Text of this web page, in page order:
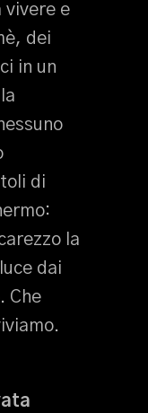
vivere e
dei
in un
di
la
dai
Che